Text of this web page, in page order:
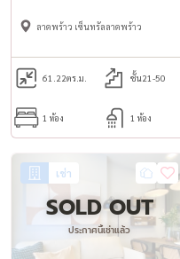
ลาดพร้าว เซ็นทรัลลาดพร้าว
61.22ตร.ม. ชั้น21-50
1 ห้อง 1 ห้อง
เช่า
SOLD OUT
ประกาศนี้เช่าแล้ว